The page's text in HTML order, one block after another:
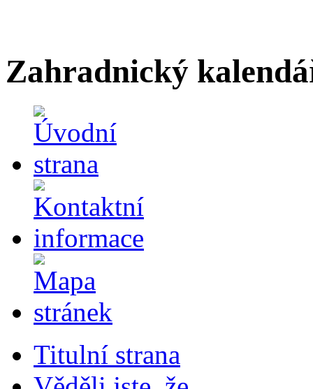
Zahradnický
Titulní strana